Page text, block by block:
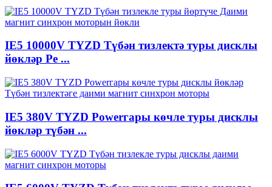
IE5 10000V TYZD Түбән тизлектә туры дисклы
йөкләр Pe ...
IE5 380V TYZD Powerгары көчле туры дисклы
йөкләр түбән ...